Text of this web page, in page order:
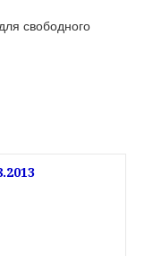
свободного